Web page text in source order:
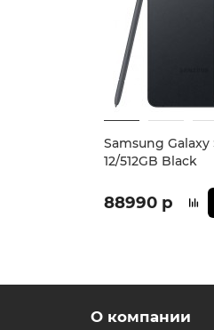
Samsung Galaxy
12/512GB Black
88990 р
О компании